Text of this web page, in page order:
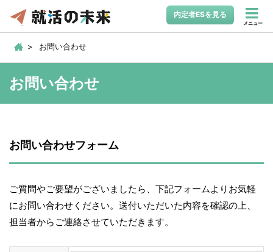
内定者ESを見る
メニュー
お問い合わせ
お問い合わせ
お問い合わせフォーム
ご質問やご要望がございましたら、下記フォームよりお気軽
にお問い合わせください。送付いただいた内容を確認の上、
担当者からご連絡させていただきます。